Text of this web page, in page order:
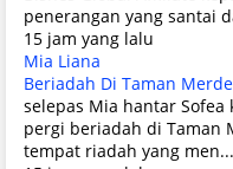
penerangan yang santai
15 jam yang lalu
Mia Liana
Beriadah Di Taman
selepas Mia hantar Sofea
pergi beriadah di Taman
tempat riadah yang men...